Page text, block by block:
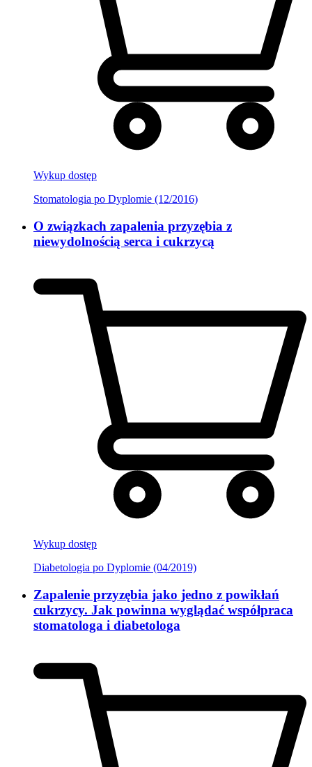
Wykup dostęp
Stomatologia po Dyplomie (12/2016)
O związkach zapalenia przyzębia z
niewydolnością serca i cukrzycą
Wykup dostęp
Diabetologia po Dyplomie (04/2019)
Zapalenie przyzębia jako jedno z powikłań
cukrzycy. Jak powinna wyglądać współpraca
stomatologa i diabetologa